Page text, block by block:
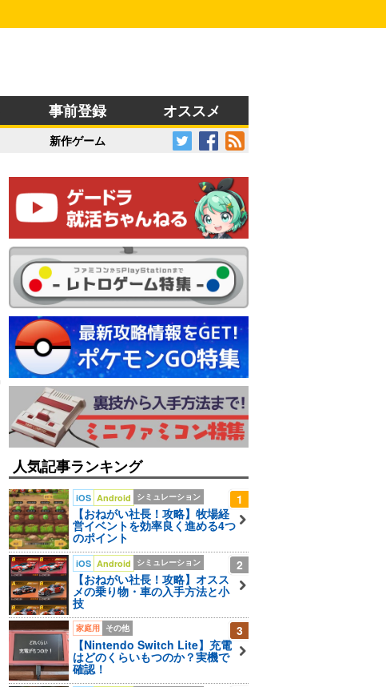
事前登録 オススメ
新作ゲーム
人気記事ランキング
1
iOS Android シミュレーション
【おねがい社長！攻略】牧場経
営イベントを効率良く進める4つ
のポイント
2
iOS Android シミュレーション
【おねがい社長！攻略】オスス
メの乗り物・車の入手方法と小
技
3
家庭用 その他
【Nintendo Switch Lite】充電
はどのくらいもつのか？実機で
確認！